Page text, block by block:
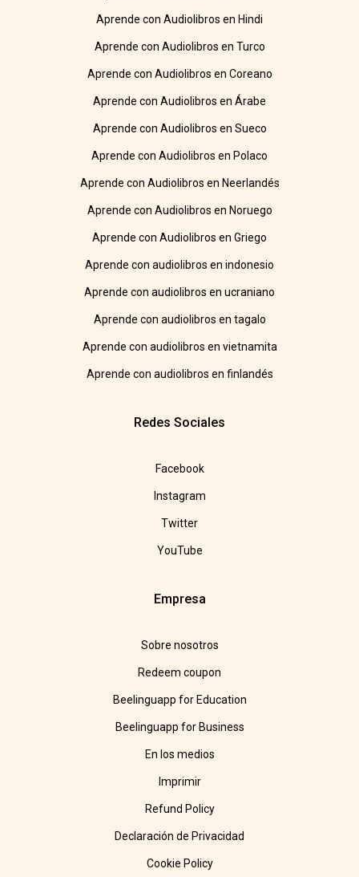
Aprende con Audiolibros en Hindi
Aprende con Audiolibros en Turco
Aprende con Audiolibros en Coreano
Aprende con Audiolibros en Árabe
Aprende con Audiolibros en Sueco
Aprende con Audiolibros en Polaco
Aprende con Audiolibros en Neerlandés
Aprende con Audiolibros en Noruego
Aprende con Audiolibros en Griego
Aprende con audiolibros en indonesio
Aprende con audiolibros en ucraniano
Aprende con audiolibros en tagalo
Aprende con audiolibros en vietnamita
Aprende con audiolibros en finlandés
Redes Sociales
Facebook
Instagram
Twitter
YouTube
Empresa
Sobre nosotros
Redeem coupon
Beelinguapp for Education
Beelinguapp for Business
En los medios
Imprimir
Refund Policy
Declaración de Privacidad
Cookie Policy